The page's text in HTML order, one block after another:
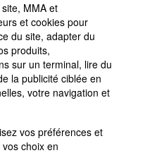
MMA et
et cookies pour
du site, adapter du
produits,
sur un terminal, lire du
la publicité ciblée en
votre navigation et
vos préférences et
choix en